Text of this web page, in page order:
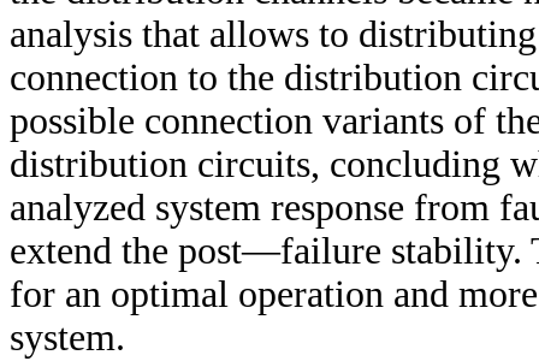
analysis that allows to
connection to the distribution
possible connection variants of
distribution circuits, concluding
analyzed system response from
extend the post—failure stability.
for an optimal operation and
system.